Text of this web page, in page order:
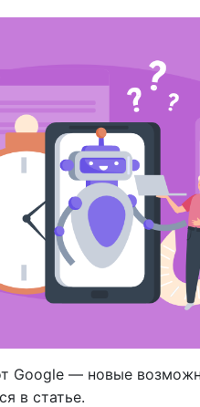
Google — новые
в статье.